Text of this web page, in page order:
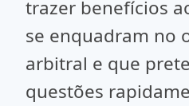
trazer benefícios
se enquadram no
arbitral e que
questões